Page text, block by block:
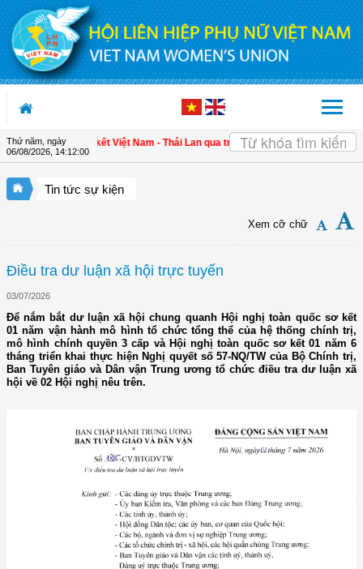
Truy cập nội dung luôn
Thứ năm, ngày
06/08/2026, 14:12:00
cường gắn kết Việt Nam - Thái Lan qua triển lãm "Đan kết hữu nghị" | 4
Tin tức sự kiện
Xem cỡ chữ
Điều tra dư luận xã hội trực tuyến
03/07/2026
Để nắm bắt dư luận xã hội chung quanh Hội nghị toàn quốc sơ kết
01 năm vận hành mô hình tổ chức tổng thể của hệ thống chính trị,
mô hình chính quyền 3 cấp và Hội nghị toàn quốc sơ kết 01 năm 6
tháng triển khai thực hiện Nghị quyết số 57-NQ/TW của Bộ Chính trị,
Ban Tuyên giáo và Dân vận Trung ương tổ chức điều tra dư luận xã
hội về 02 Hội nghị nêu trên.